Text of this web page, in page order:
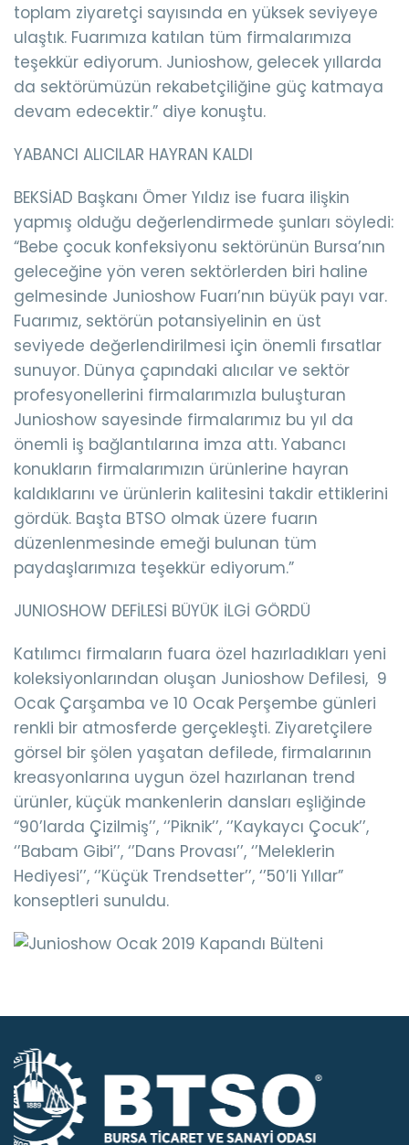
toplam ziyaretçi sayısında en yüksek seviyeye
ulaştık. Fuarımıza katılan tüm firmalarımıza
teşekkür ediyorum. Junioshow, gelecek yıllarda
da sektörümüzün rekabetçiliğine güç katmaya
devam edecektir.” diye konuştu.
YABANCI ALICILAR HAYRAN KALDI
BEKSİAD Başkanı Ömer Yıldız ise fuara ilişkin
yapmış olduğu değerlendirmede şunları söyledi:
“Bebe çocuk konfeksiyonu sektörünün Bursa’nın
geleceğine yön veren sektörlerden biri haline
gelmesinde Junioshow Fuarı’nın büyük payı var.
Fuarımız, sektörün potansiyelinin en üst
seviyede değerlendirilmesi için önemli fırsatlar
sunuyor. Dünya çapındaki alıcılar ve sektör
profesyonellerini firmalarımızla buluşturan
Junioshow sayesinde firmalarımız bu yıl da
önemli iş bağlantılarına imza attı. Yabancı
konukların firmalarımızın ürünlerine hayran
kaldıklarını ve ürünlerin kalitesini takdir ettiklerini
gördük. Başta BTSO olmak üzere fuarın
düzenlenmesinde emeği bulunan tüm
paydaşlarımıza teşekkür ediyorum.”
JUNIOSHOW DEFİLESİ BÜYÜK İLGİ GÖRDÜ
Katılımcı firmaların fuara özel hazırladıkları yeni
koleksiyonlarından oluşan Junioshow Defilesi, 9
Ocak Çarşamba ve 10 Ocak Perşembe günleri
renkli bir atmosferde gerçekleşti. Ziyaretçilere
görsel bir şölen yaşatan defilede, firmalarının
kreasyonlarına uygun özel hazırlanan trend
ürünler, küçük mankenlerin dansları eşliğinde
“90’larda Çizilmiş’’, ‘’Piknik’’, ‘’Kaykaycı Çocuk’’,
‘’Babam Gibi’’, ‘’Dans Provası’’, ‘’Meleklerin
Hediyesi’’, ‘’Küçük Trendsetter’’, ‘’50’li Yıllar”
konseptleri sunuldu.